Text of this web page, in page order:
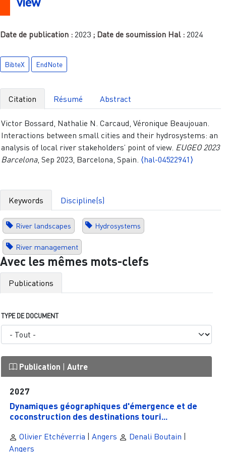
Date de publication : 2023 ; Date de soumission Hal : 2024
BibteX EndNote
Citation Résumé Abstract
Victor Bossard, Nathalie N. Carcaud, Véronique Beaujouan.
Interactions between small cities and their hydrosystems: an
analysis of local river stakeholders’ point of view. EUGEO 2023
Barcelona, Sep 2023, Barcelona, Spain. ⟨hal-04522941⟩
Keywords Discipline(s)
River landscapes Hydrosystems
River management
Avec les mêmes mots-clefs
Publications
TYPE DE DOCUMENT
Publication | Autre
2027
Dynamiques géographiques d'émergence et de
coconstruction des destinations touri...
Olivier Etchéverria Angers Denali Boutain
Angers